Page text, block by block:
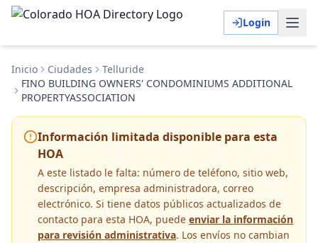
Login
Inicio Ciudades
Telluride
FINO BUILDING OWNERS' CONDOMINIUMS ADDITIONAL
PROPERTYASSOCIATION
Información limitada disponible para esta
HOA
A este listado le falta: número de teléfono, sitio web,
descripción, empresa administradora, correo
electrónico. Si tiene datos públicos actualizados de
contacto para esta HOA, puede enviar la información
para revisión administrativa. Los envíos no cambian